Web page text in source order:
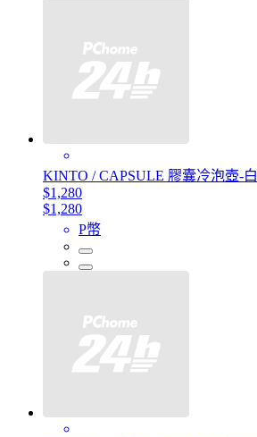
KINTO / CAPSULE 膠囊冷泡壺-白
$1,280
$1,280
P幣